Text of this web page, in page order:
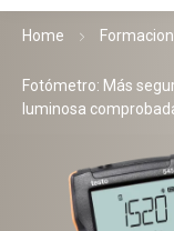
Home Formacion
Fotómetro: Más
luminosa